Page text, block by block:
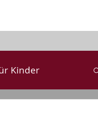
Kinder